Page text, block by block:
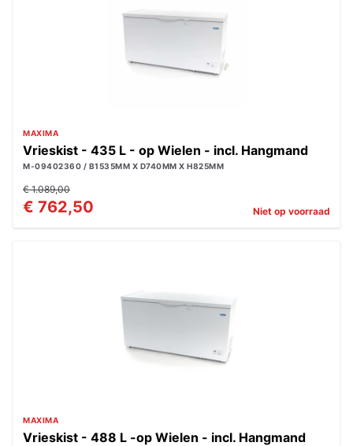
MAXIMA
Vrieskist - 435 L - op Wielen - incl. Hangmand
M-09402360 / B1535MM X D740MM X H825MM
€ 1.089,00
€ 762,50 Niet op voorraad
MAXIMA
Vrieskist - 488 L -op Wielen - incl. Hangmand